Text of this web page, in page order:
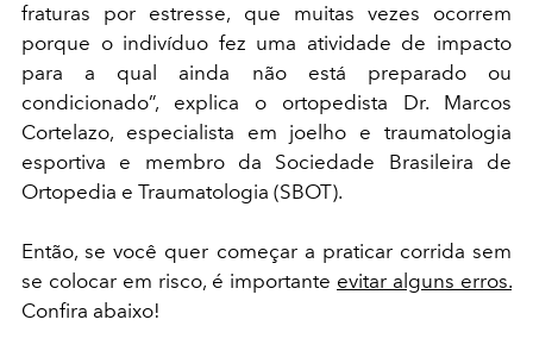
fraturas por estresse, que muitas vezes ocorrem
porque o indivíduo fez uma atividade de impacto
para a qual ainda não está preparado ou
condicionado”, explica o ortopedista Dr. Marcos
Cortelazo, especialista em joelho e traumatologia
esportiva e membro da Sociedade Brasileira de
Ortopedia e Traumatologia (SBOT).
Então, se você quer começar a praticar corrida sem
se colocar em risco, é importante evitar alguns erros.
Confira abaixo!